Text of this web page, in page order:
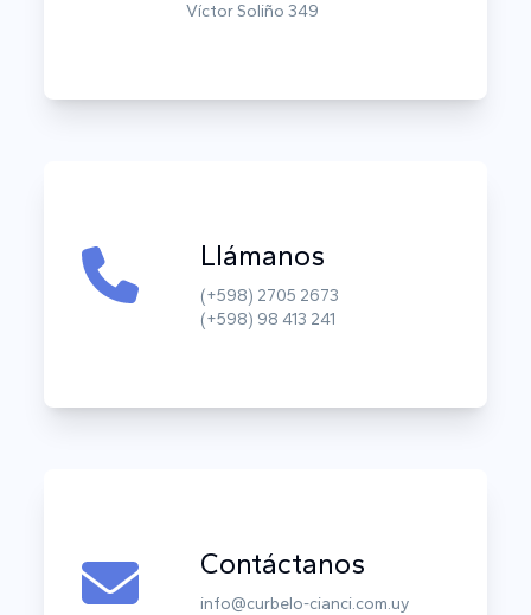
Víctor Soliño 349
Llámanos
(+598) 2705 2673
(+598) 98 413 241
Contáctanos
info@curbelo-cianci.com.uy